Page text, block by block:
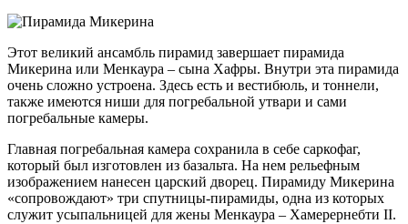
Этот великий ансамбль пирамид завершает пирамида
Микерина или Менкаура – сына Хафры. Внутри эта пирамида
очень сложно устроена. Здесь есть и вестибюль, и тоннели,
также имеются ниши для погребальной утвари и сами
погребальные камеры.
Главная погребальная камера сохранила в себе саркофаг,
который был изготовлен из базальта. На нем рельефным
изображением нанесен царский дворец. Пирамиду Микерина
«сопровождают» три спутницы-пирамиды, одна из которых
служит усыпальницей для жены Менкаура – Хамерернебти II.